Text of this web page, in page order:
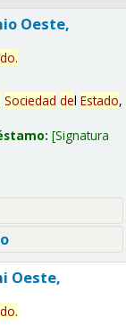
Oeste,
.
Sociedad del Estado,
Signatura
Oeste,
.